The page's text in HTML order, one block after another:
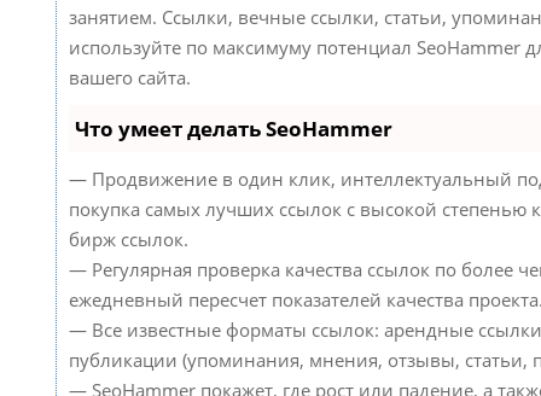
занятием. Ссылки, вечные ссылки, статьи,
используйте по максимуму потенциал SeoHammer
вашего сайта.
Что умеет делать SeoHammer
— Продвижение в один клик, интеллектуальный
покупка самых лучших ссылок с высокой степенью
бирж ссылок.
— Регулярная проверка качества ссылок по более
ежедневный пересчет показателей качества
— Все известные форматы ссылок: арендные
публикации (упоминания, мнения, отзывы, статьи,
— SeoHammer покажет, где рост или падение, а